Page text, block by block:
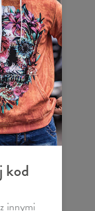
kod
innymi